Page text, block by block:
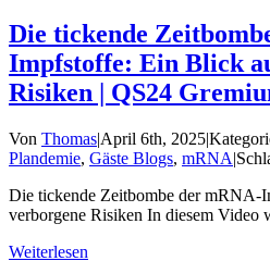
Die tickende
Impfstoffe: Ein Blick
Risiken | QS24
Von Thomas|April 6th, 2025|
Plandemie, Gäste Blogs, mRNA|
Die tickende Zeitbombe der
verborgene Risiken In diesem Video
Weiterlesen